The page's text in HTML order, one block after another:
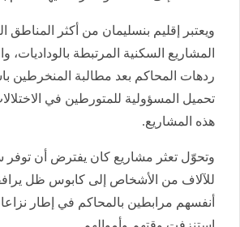
ويعتبر إقليم بنسليمان من أكثر المناطق
المشاريع السكنية المرتبطة بالوداديات،
ردهات المحاكم بعد مطالبة المنخرطين
تحميل المسؤولية للمتورطين في
هذه المشاريع.
وتحوّل تعثر مشاريع كان يفترض أن توفر
للآلاف من الأشخاص إلى كابوس ظل
أنفسهم مرابطين بالمحاكم في إطار